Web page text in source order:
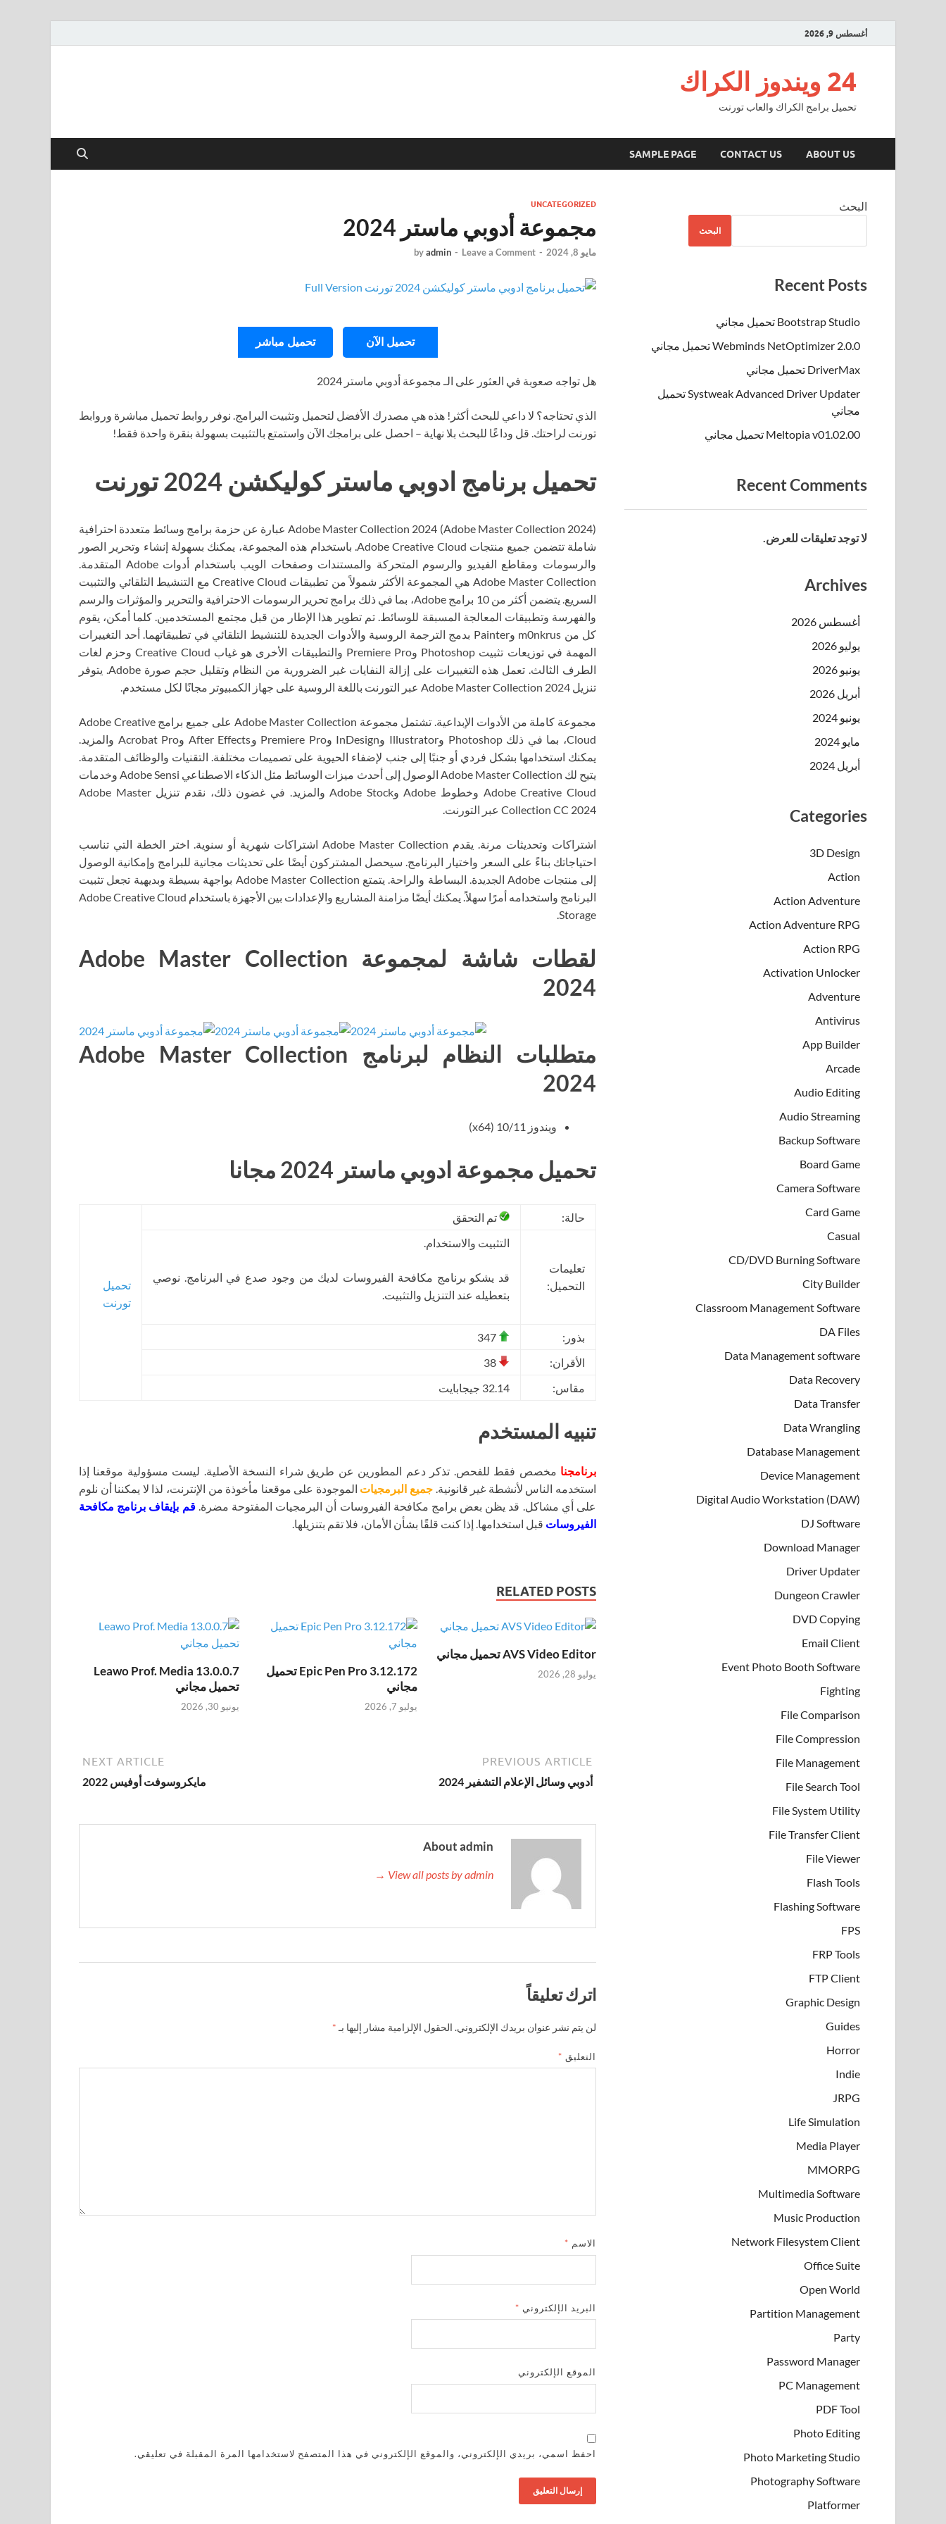
أغسطس 9, 2026
24 ويندوز الكراك
تحميل برامج الكراك والعاب تورنت
ABOUT US
CONTACT US
SAMPLE PAGE
UNCATEGORIZED
مجموعة أدوبي ماستر 2024
مايو 8, 2024 -
byadmin - Leave a Comment
تحميل الآن تحميل مباشر
هل تواجه صعوبة في العثور على الـ مجموعة أدوبي ماستر 2024
الذي تحتاجه؟ لا داعي للبحث أكثر! هذه هي مصدرك الأفضل لتحميل وتثبيت البرامج. نوفر روابط تحميل مباشرة وروابط
تورنت لراحتك. قل وداعًا للبحث بلا نهاية – احصل على برامجك الآن واستمتع بالتثبيت بسهولة بنقرة واحدة فقط!
تحميل برنامج ادوبي ماستر كوليكشن 2024 تورنت
Adobe Master Collection 2024 (Adobe Master Collection 2024) عبارة عن حزمة برامج وسائط متعددة احترافية
شاملة تتضمن جميع منتجات Adobe Creative Cloud. باستخدام هذه المجموعة، يمكنك بسهولة إنشاء وتحرير الصور
والرسومات ومقاطع الفيديو والرسوم المتحركة والمستندات وصفحات الويب باستخدام أدوات Adobe المتقدمة.
Adobe Master Collection هي المجموعة الأكثر شمولاً من تطبيقات Creative Cloud مع التنشيط التلقائي والتثبيت
السريع. يتضمن أكثر من 10 برامج Adobe، بما في ذلك برامج تحرير الرسومات الاحترافية والتحرير والمؤثرات والرسم
والفهرسة وتطبيقات المعالجة المسبقة للوسائط. تم تطوير هذا الإطار من قبل مجتمع المستخدمين. كلما أمكن، يقوم
كل من m0nkrus وPainter بدمج الترجمة الروسية والأدوات الجديدة للتنشيط التلقائي في تطبيقاتهما. أحد التغييرات
المهمة في توزيعات تثبيت Photoshop وPremiere Pro والتطبيقات الأخرى هو غياب Creative Cloud وحزم لغات
الطرف الثالث. تعمل هذه التغييرات على إزالة النفايات غير الضرورية من النظام وتقليل حجم صورة Adobe. يتوفر
تنزيل Adobe Master Collection 2024 عبر التورنت باللغة الروسية على جهاز الكمبيوتر مجانًا لكل مستخدم.
مجموعة كاملة من الأدوات الإبداعية. تشتمل مجموعة Adobe Master Collection على جميع برامج Adobe Creative
Cloud، بما في ذلك Photoshop وIllustrator وInDesign وPremiere Pro وAfter Effects وAcrobat Pro والمزيد.
يمكنك استخدامها بشكل فردي أو جنبًا إلى جنب لإضفاء الحيوية على تصميمات مختلفة. التقنيات والوظائف المتقدمة.
يتيح لك Adobe Master Collection الوصول إلى أحدث ميزات الوسائط مثل الذكاء الاصطناعي Adobe Sensi وخدمات
Adobe Creative Cloud وخطوط Adobe وAdobe Stock والمزيد. في غضون ذلك، نقدم تنزيل Adobe Master
Collection CC 2024 عبر التورنت.
اشتراكات وتحديثات مرنة. يقدم Adobe Master Collection اشتراكات شهرية أو سنوية. اختر الخطة التي تناسب
احتياجاتك بناءً على السعر واختيار البرنامج. سيحصل المشتركون أيضًا على تحديثات مجانية للبرامج وإمكانية الوصول
إلى منتجات Adobe الجديدة. البساطة والراحة. يتمتع Adobe Master Collection بواجهة بسيطة وبديهية تجعل تثبيت
البرنامج واستخدامه أمرًا سهلاً. يمكنك أيضًا مزامنة المشاريع والإعدادات بين الأجهزة باستخدام Adobe Creative Cloud
Storage.
لقطات شاشة لمجموعة Adobe Master Collection
2024
متطلبات النظام لبرنامج Adobe Master Collection
2024
ويندوز 10/11 (x64)
تحميل مجموعة ادوبي ماستر 2024 مجانا
حالة: تم التحقق
تحميل
تورنت
تعليمات
التحميل:
التثبيت والاستخدام.
قد يشكو برنامج مكافحة الفيروسات لديك من وجود صدع في البرنامج. نوصي
بتعطيله عند التنزيل والتثبيت.
بذور:
الأقران:
مقاس:
32.14 جيجابايت
تنبيه المستخدم
برنامجنا مخصص فقط للفحص. تذكر دعم المطورين عن طريق شراء النسخة الأصلية. ليست مسؤولية موقعنا إذا
استخدمه الناس لأنشطة غير قانونية. جميع البرمجيات الموجودة على موقعنا مأخوذة من الإنترنت، لذا لا يمكننا أن نلوم
على أي مشاكل. قد يظن بعض برامج مكافحة الفيروسات أن البرمجيات المفتوحة مضرة.قم بإيقاف برنامج مكافحة
الفيروسات قبل استخدامها. إذا كنت قلقًا بشأن الأمان، فلا تقم بتنزيلها.
RELATED POSTS
AVS Video Editor تحميل مجاني
يوليو 28, 2026
Epic Pen Pro 3.12.172 تحميل
مجاني
يوليو 7, 2026
Leawo Prof. Media 13.0.0.7
تحميل مجاني
يونيو 30, 2026
PREVIOUS ARTICLE
أدوبي وسائل الإعلام التشفير 2024
NEXT ARTICLE
مايكروسوفت أوفيس 2022
About admin
View all posts by admin →
اترك تعليقاً
لن يتم نشر عنوان بريدك الإلكتروني. الحقول الإلزامية مشار إليها بـ *
التعليق *
الاسم *
البريد الإلكتروني *
الموقع الإلكتروني
احفظ اسمي، بريدي الإلكتروني، والموقع الإلكتروني في هذا المتصفح لاستخدامها المرة المقبلة في تعليقي.
البحث
البحث
Recent Posts
Bootstrap Studio تحميل مجاني
Webminds NetOptimizer 2.0.0 تحميل مجاني
DriverMax تحميل مجاني
Systweak Advanced Driver Updater تحميل
مجاني
Meltopia v01.02.00 تحميل مجاني
Recent Comments
لا توجد تعليقات للعرض.
Archives
أغسطس 2026
يوليو 2026
يونيو 2026
أبريل 2026
يونيو 2024
مايو 2024
أبريل 2024
Categories
3D Design
Action
Action Adventure
Action Adventure RPG
Action RPG
Activation Unlocker
Adventure
Antivirus
App Builder
Arcade
Audio Editing
Audio Streaming
Backup Software
Board Game
Camera Software
Card Game
Casual
CD/DVD Burning Software
City Builder
Classroom Management Software
DA Files
Data Management software
Data Recovery
Data Transfer
Data Wrangling
Database Management
Device Management
Digital Audio Workstation (DAW)
DJ Software
Download Manager
Driver Updater
Dungeon Crawler
DVD Copying
Email Client
Event Photo Booth Software
Fighting
File Comparison
File Compression
File Management
File Search Tool
File System Utility
File Transfer Client
File Viewer
Flash Tools
Flashing Software
FPS
FRP Tools
FTP Client
Graphic Design
Guides
Horror
Indie
JRPG
Life Simulation
Media Player
MMORPG
Multimedia Software
Music Production
Network Filesystem Client
Office Suite
Open World
Partition Management
Party
Password Manager
PC Management
PDF Tool
Photo Editing
Photo Marketing Studio
Photography Software
Platformer